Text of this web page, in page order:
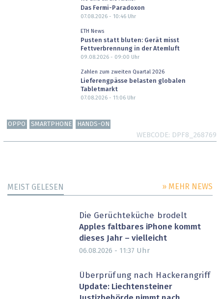
Das Fermi-Paradoxon
07.08.2026 - 10:46Uhr
ETH News
Pusten statt bluten: Gerät misst
Fettverbrennung in der Atemluft
09.08.2026 - 09:00 Uhr
Zahlen zum zweiten Quartal 2026
Lieferengpässe belasten globalen
Tabletmarkt
07.08.2026 - 11:06Uhr
OPPO SMARTPHONE HANDS-ON
WEBCODE DPF8_268769
MEIST GELESEN » MEHR NEWS
Die Gerüchteküche brodelt
Apples faltbares iPhone kommt
dieses Jahr – vielleicht
06.08.2026 - 11:37 Uhr
Überprüfung nach Hackerangriff
Update: Liechtensteiner